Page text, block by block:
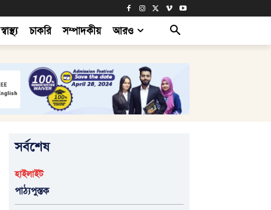
স্বাস্থ্য চাকরি সম্পাদকীয় আরও
সর্বশেষ
হাইলাইট
পাঠ্যপুস্তক